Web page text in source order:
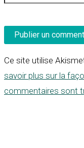
Ce site utilise
savoir plus sur la
commentaires sont